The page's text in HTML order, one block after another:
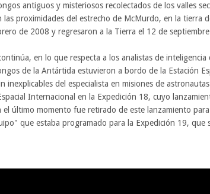
antiguos y misteriosos recolectados de los valles
las proximidades del estrecho de McMurdo, en la tierra
de 2008 y regresaron a la Tierra el 12 de
en lo que respecta a los analistas de
de la Antártida estuvieron a bordo de la Estación
inexplicables del especialista en misiones de
Internacional en la Expedición 18, cuyo
el último momento fue retirado de este lanzamiento
que estaba programado para la Expedición 19, que